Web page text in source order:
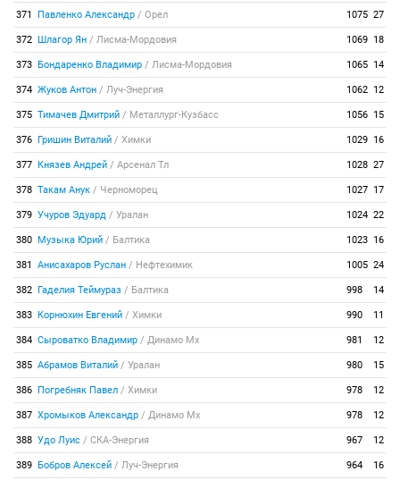
371 Павленко Александр / Орел 1075 27
372 Шлагор Ян / Лисма-Мордовия 1069 18
373 Бондаренко Владимир / Лисма-Мордовия 1065 14
374 Жуков Антон / Луч-Энергия 1062 12
375 Тимачев Дмитрий / Металлург-Кузбасс 1056 15
376 Гришин Виталий / Химки 1029 16
377 Князев Андрей / Арсенал Тл 1028 27
378 Такам Анук / Черноморец 1027 17
379 Учуров Эдуард / Уралан 1024 22
380 Музыка Юрий / Балтика 1023 16
381 Анисахаров Руслан / Нефтехимик 1005 24
382 Гаделия Теймураз / Балтика 998 14
383 Корнюхин Евгений / Химки 990 11
384 Сыроватко Владимир / Динамо Мх 981 12
385 Абрамов Виталий / Уралан 980 15
386 Погребняк Павел / Химки 978 12
387 Хромыков Александр / Динамо Мх 978 12
388 Удо Луис / СКА-Энергия 967 12
389 Бобров Алексей / Луч-Энергия 964 16